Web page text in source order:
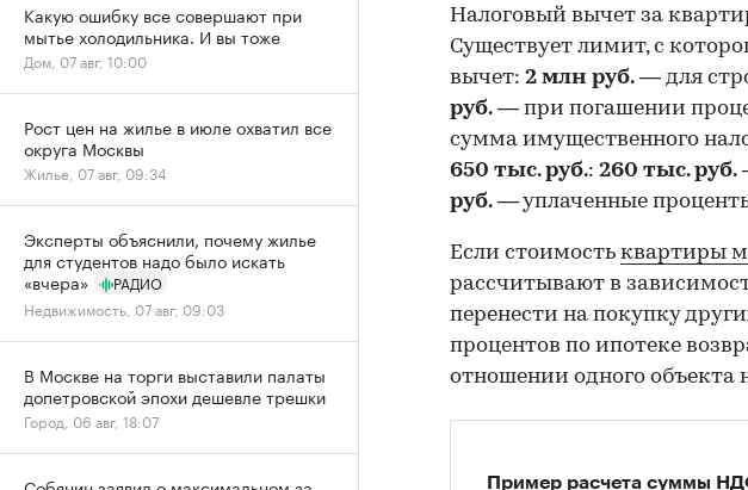
00:00 / 00:00
Налоговый вычет за
Существует лимит, с
вычет: 2 млн руб. — для
руб. — при погашении
сумма имущественного
650 тыс. руб.: 260 тыс. руб.
руб. — уплаченные
Если стоимость квартиры
рассчитывают в
перенести на покупку
процентов по ипотеке
отношении одного
Пример расчета суммы
Какую ошибку все совершают при
мытье холодильника. И вы тоже
Дом, 07 авг, 10:00
Рост цен на жилье в июле охватил все
округа Москвы
Жилье, 07 авг, 09:34
Эксперты объяснили, почему жилье
для студентов надо было искать
«вчера»
РАДИО
Недвижимость, 07 авг, 09:03
В Москве на торги выставили палаты
допетровской эпохи дешевле трешки
Город, 06 авг, 18:07